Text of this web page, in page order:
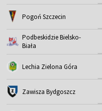
Pogoń Szczecin
Podbeskidzie Bielsko-
Biała
Lechia Zielona Góra
Zawisza Bydgoszcz